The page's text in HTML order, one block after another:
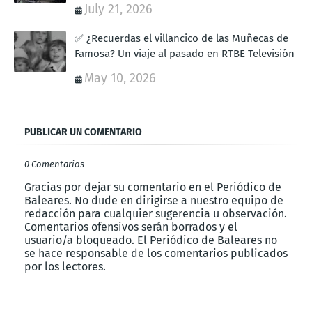
July 21, 2026
✅ ¿Recuerdas el villancico de las Muñecas de
Famosa? Un viaje al pasado en RTBE Televisión
May 10, 2026
PUBLICAR UN COMENTARIO
0 Comentarios
Gracias por dejar su comentario en el Periódico de
Baleares. No dude en dirigirse a nuestro equipo de
redacción para cualquier sugerencia u observación.
Comentarios ofensivos serán borrados y el
usuario/a bloqueado. El Periódico de Baleares no
se hace responsable de los comentarios publicados
por los lectores.